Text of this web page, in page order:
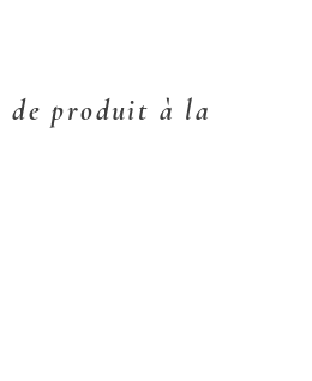
produit à la